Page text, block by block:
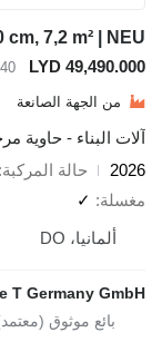
LYD
€6,740
≈ $7,787
الصانعة
- حاوية مرحاض
المركبة
جديد
Module T